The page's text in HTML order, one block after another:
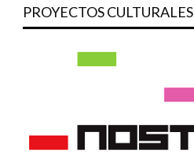
PROYECTOS CULTURALES